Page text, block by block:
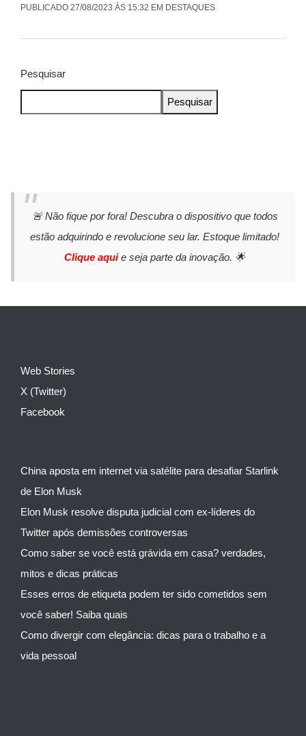
PUBLICADO 27/08/2023 ÀS 15:32 EM DESTAQUES
Pesquisar
Pesquisar
🚨 Não fique por fora! Descubra o dispositivo que todos
estão adquirindo e revolucione seu lar. Estoque limitado!
Clique aquie seja parte da inovação. 🌟
Web Stories
X (Twitter)
Facebook
China aposta em internet via satélite para desafiar Starlink
de Elon Musk
Elon Musk resolve disputa judicial com ex-líderes do
Twitter após demissões controversas
Como saber se você está grávida em casa? verdades,
mitos e dicas práticas
Esses erros de etiqueta podem ter sido cometidos sem
você saber! Saiba quais
Como divergir com elegância: dicas para o trabalho e a
vida pessoal